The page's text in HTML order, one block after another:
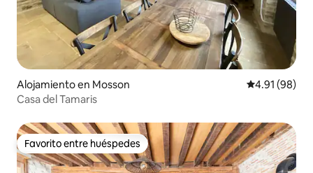
Alojamiento en Mosson Calificación
4.91 (98)
Casa del Tamaris
Favorito entre huéspedes
Favorito entre huéspedes